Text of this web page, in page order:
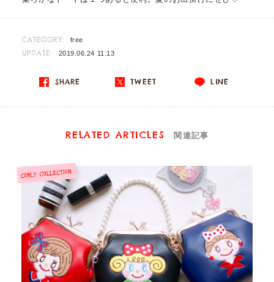
CATEGORY: free
UPDATE: 2019.06.24 11:13
SHARE TWEET LINE
RELATED ARTICLES 関連記事